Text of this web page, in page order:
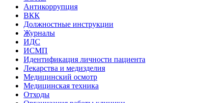
Антикоррупция
ВКК
Должностные инструкции
Журналы
ИДС
ИСМП
Идентификация личности пациента
Лекарства и медизделия
Медицинский осмотр
Медицинская техника
Отходы